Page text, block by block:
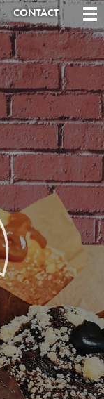
CONTACT